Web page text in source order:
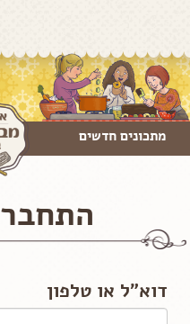
מתכונים חדשים
דוא"ל או טלפון